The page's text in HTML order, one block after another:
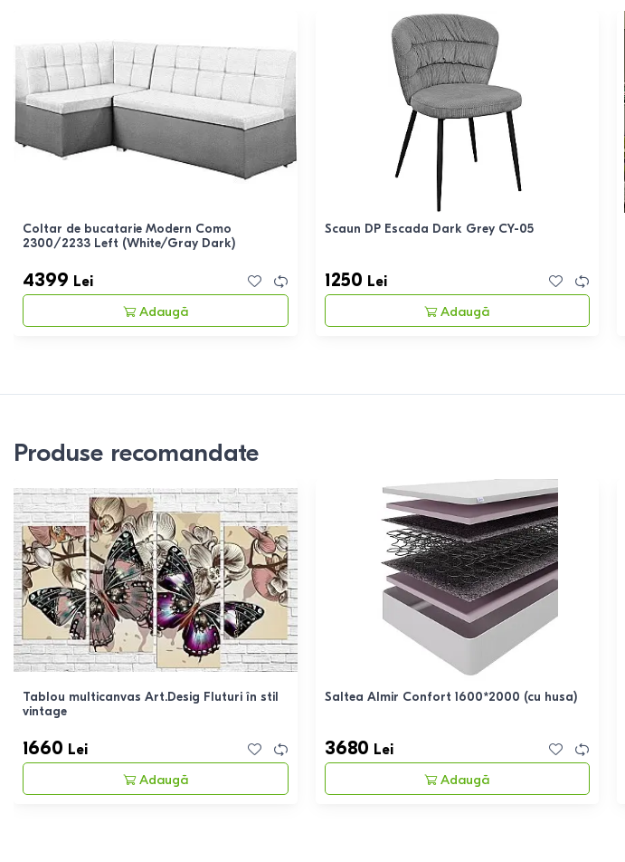
Coltar de bucatarie Modern Como
2300/2233 Left (White/Gray Dark)
4399 Lei
Adaugă
Scaun DP Escada Dark Grey CY-05
1250 Lei
Adaugă
Produse recomandate
Tablou multicanvas Art.Desig Fluturi în stil
vintage
1660 Lei
Adaugă
Saltea Almir Confort 1600*2000 (cu husa)
3680 Lei
Adaugă